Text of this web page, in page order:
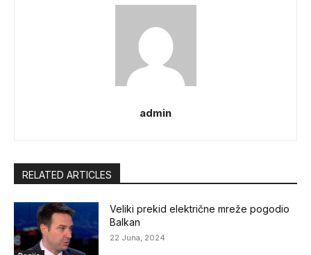
admin
RELATED ARTICLES
Veliki prekid električne mreže pogodio
Balkan
22 Juna, 2024